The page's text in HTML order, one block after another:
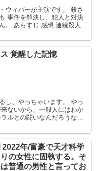
ウィバーが主演です。 殺さ
事件を解決し、犯人と対決
。 あらすじ 感想 連続殺人犯
覚醒した記憶
し、やっちゃいます。 やっ
ないから、一般人にはわか
ルとの闘いなんだろうな。
2022年/富豪で天才科学
の女性に固執する。そ
普通の男性と言ってお